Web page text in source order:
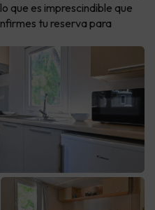
que es imprescindible que
tu reserva para